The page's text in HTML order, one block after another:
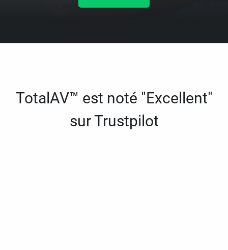
TotalAV™ est noté "Excellent"
sur Trustpilot